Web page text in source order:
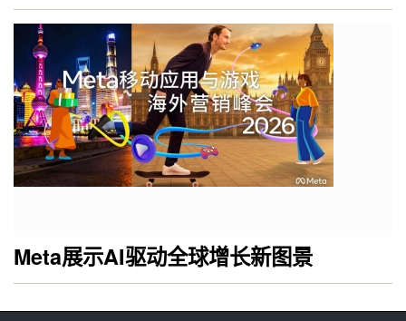
Meta展示AI驱动全球增长新图景